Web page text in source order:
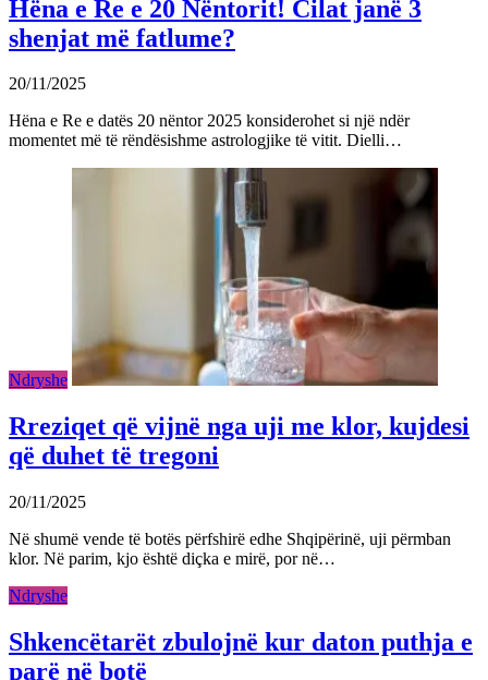
Hëna e Re e 20 Nëntorit! Cilat janë 3
shenjat më fatlume?
20/11/2025
Hëna e Re e datës 20 nëntor 2025 konsiderohet si një ndër
momentet më të rëndësishme astrologjike të vitit. Dielli…
Ndryshe
Rreziqet që vijnë nga uji me klor, kujdesi
që duhet të tregoni
20/11/2025
Në shumë vende të botës përfshirë edhe Shqipërinë, uji përmban
klor. Në parim, kjo është diçka e mirë, por në…
Ndryshe
Shkencëtarët zbulojnë kur daton puthja e
parë në botë